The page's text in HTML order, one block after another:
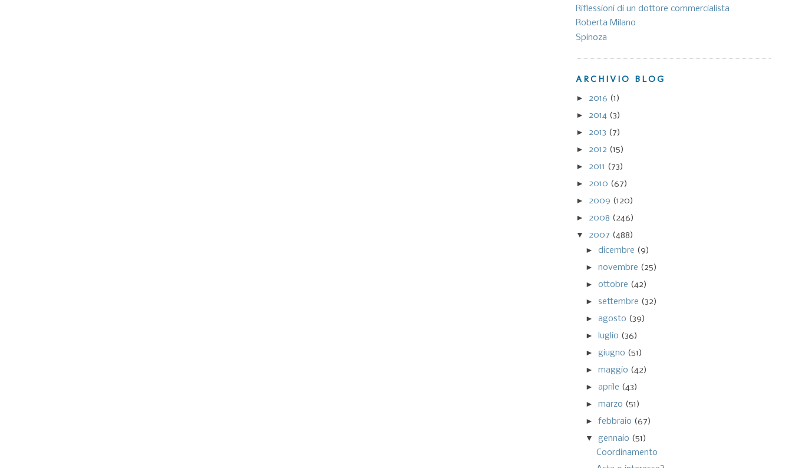
Riflessioni di un dottore commercialista
Roberta Milano
Spinoza
ARCHIVIO BLOG
► 2016 (1)
► 2014 (3)
► 2013 (7)
► 2012 (15)
► 2011 (73)
► 2010 (67)
► 2009 (120)
► 2008 (246)
▼ 2007 (488)
►dicembre (9)
►novembre (25)
►ottobre (42)
► settembre (32)
►agosto (39)
►luglio (36)
►giugno (51)
►maggio (42)
►aprile (43)
►marzo (51)
►febbraio (67)
▼gennaio (51)
Coordinamento